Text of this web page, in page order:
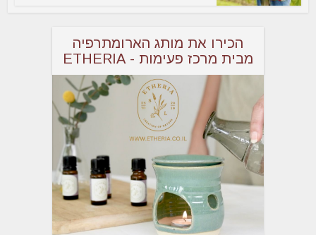
הכירו את מותג הארומתרפיה
מבית מרכז פעימות - ETHERIA